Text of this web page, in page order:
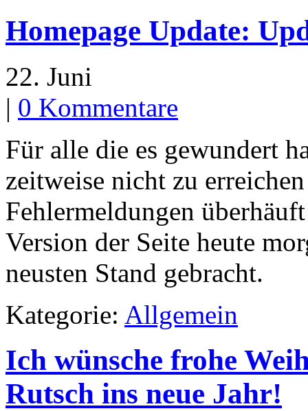
Homepage Update:
22. Juni
| 0 Kommentare
Für alle die es gewundert
zeitweise nicht zu
Fehlermeldungen
Version der Seite heute
neusten Stand gebracht.
Kategorie: Allgemein
Ich wünsche frohe
Rutsch ins neue Jahr!